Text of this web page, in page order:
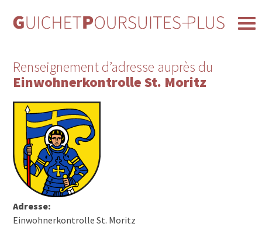
Renseignement d’adresse auprès du
Einwohnerkontrolle St. Moritz
Adresse:
Einwohnerkontrolle St. Moritz